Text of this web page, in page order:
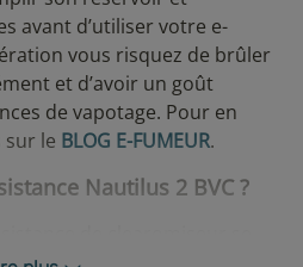
avant d’utiliser votre e-
vous risquez de brûler
et d’avoir un goût
de vapotage. Pour en
sur le BLOG E-FUMEUR.
Nautilus 2 BVC ?